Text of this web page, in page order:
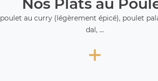
poulet au curry (légèrement épicé), poulet
dal, ...
+